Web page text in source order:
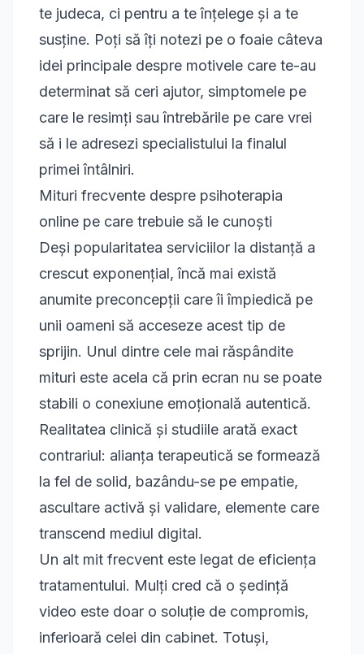
te judeca, ci pentru a te înțelege și a te
susține. Poți să îți notezi pe o foaie câteva
idei principale despre motivele care te-au
determinat să ceri ajutor, simptomele pe
care le resimți sau întrebările pe care vrei
să i le adresezi specialistului la finalul
primei întâlniri.
Mituri frecvente despre psihoterapia
online pe care trebuie să le cunoști
Deși popularitatea serviciilor la distanță a
crescut exponențial, încă mai există
anumite preconcepții care îi împiedică pe
unii oameni să acceseze acest tip de
sprijin. Unul dintre cele mai răspândite
mituri este acela că prin ecran nu se poate
stabili o conexiune emoțională autentică.
Realitatea clinică și studiile arată exact
contrariul: alianța terapeutică se formează
la fel de solid, bazându-se pe empatie,
ascultare activă și validare, elemente care
transcend mediul digital.
Un alt mit frecvent este legat de eficiența
tratamentului. Mulți cred că o ședință
video este doar o soluție de compromis,
inferioară celei din cabinet. Totuși,